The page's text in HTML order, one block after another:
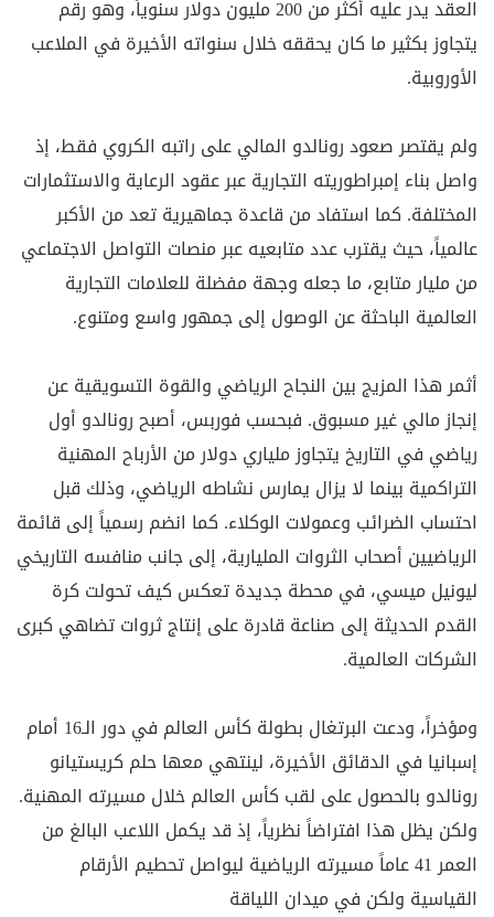
العقد يدر عليه أكثر من 200 مليون دولار سنوياً، وهو رقم
يتجاوز بكثير ما كان يحققه خلال سنواته الأخيرة في الملاعب
الأوروبية.
ولم يقتصر صعود رونالدو المالي على راتبه الكروي فقط، إذ
واصل بناء إمبراطوريته التجارية عبر عقود الرعاية والاستثمارات
المختلفة. كما استفاد من قاعدة جماهيرية تعد من الأكبر
عالمياً، حيث يقترب عدد متابعيه عبر منصات التواصل الاجتماعي
من مليار متابع، ما جعله وجهة مفضلة للعلامات التجارية
العالمية الباحثة عن الوصول إلى جمهور واسع ومتنوع.
أثمر هذا المزيج بين النجاح الرياضي والقوة التسويقية عن
إنجاز مالي غير مسبوق. فبحسب فوربس، أصبح رونالدو أول
رياضي في التاريخ يتجاوز ملياري دولار من الأرباح المهنية
التراكمية بينما لا يزال يمارس نشاطه الرياضي، وذلك قبل
احتساب الضرائب وعمولات الوكلاء. كما انضم رسمياً إلى قائمة
الرياضيين أصحاب الثروات المليارية، إلى جانب منافسه التاريخي
ليونيل ميسي، في محطة جديدة تعكس كيف تحولت كرة
القدم الحديثة إلى صناعة قادرة على إنتاج ثروات تضاهي كبرى
الشركات العالمية.
ومؤخراً، ودعت البرتغال بطولة كأس العالم في دور الـ16 أمام
إسبانيا في الدقائق الأخيرة، لينتهي معها حلم كريستيانو
رونالدو بالحصول على لقب كأس العالم خلال مسيرته المهنية.
ولكن يظل هذا افتراضاً نظرياً، إذ قد يكمل اللاعب البالغ من
العمر 41 عاماً مسيرته الرياضية ليواصل تحطيم الأرقام
القياسية ولكن في ميدان اللياقة